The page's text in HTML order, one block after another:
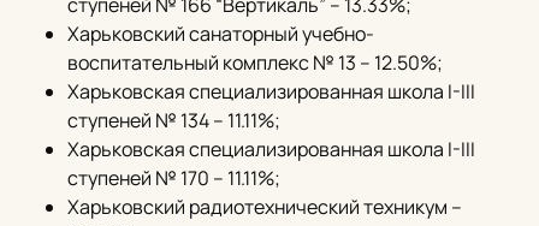
Харьковский санаторный учебно-
воспитательный комплекс № 13 – 12.50%;
Харьковская специализированная школа I-III
ступеней № 134 – 11.11%;
Харьковская специализированная школа I-III
ступеней № 170 – 11.11%;
Харьковский радиотехнический техникум –